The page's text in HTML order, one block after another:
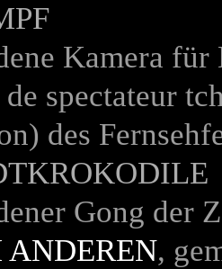
Kamera für
spectateur
des
Gong der
,